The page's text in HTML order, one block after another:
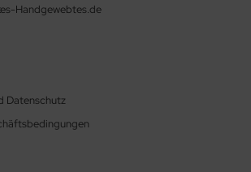
Handgewebtes.de
Datenschutz